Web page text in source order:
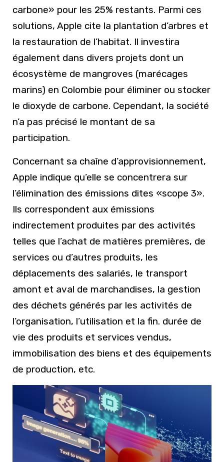
carbone» pour les 25% restants. Parmi ces
solutions, Apple cite la plantation d’arbres et
la restauration de l’habitat. Il investira
également dans divers projets dont un
écosystème de mangroves (marécages
marins) en Colombie pour éliminer ou stocker
le dioxyde de carbone. Cependant, la société
n’a pas précisé le montant de sa
participation.
Concernant sa chaîne d’approvisionnement,
Apple indique qu’elle se concentrera sur
l’élimination des émissions dites «scope 3».
Ils correspondent aux émissions
indirectement produites par des activités
telles que l’achat de matières premières, de
services ou d’autres produits, les
déplacements des salariés, le transport
amont et aval de marchandises, la gestion
des déchets générés par les activités de
l’organisation, l’utilisation et la fin. durée de
vie des produits et services vendus,
immobilisation des biens et des équipements
de production, etc.